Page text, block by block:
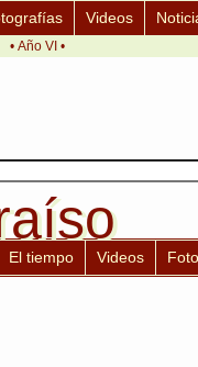
Videos
• Año VI •
El tiempo Videos